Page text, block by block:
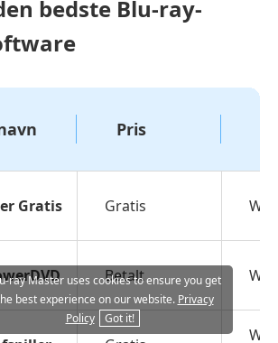
bedste Blu-ray-
Pris
Gratis Gratis
Betalt
ray Master uses cookies to ensure you get
best experience on our website. Privacy
Policy
Got it!